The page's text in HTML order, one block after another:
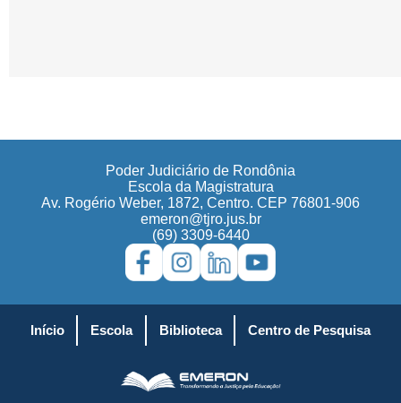
Poder Judiciário de Rondônia
Escola da Magistratura
Av. Rogério Weber, 1872, Centro. CEP 76801-906
emeron@tjro.jus.br
(69) 3309-6440
Início Escola Biblioteca Centro de Pesquisa